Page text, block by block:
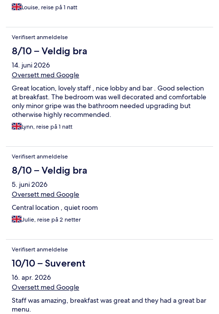
Louise, reise på 1 natt
Verifisert anmeldelse
8/10 – Veldig bra
14. juni 2026
Oversett med Google
Great location, lovely staff , nice lobby and bar . Good selection
at breakfast. The bedroom was well decorated and comfortable
only minor gripe was the bathroom needed upgrading but
otherwise highly recommended.
Lynn, reise på 1 natt
Verifisert anmeldelse
8/10 – Veldig bra
5. juni 2026
Oversett med Google
Central location , quiet room
Julie, reise på 2 netter
Verifisert anmeldelse
10/10 – Suverent
16. apr. 2026
Oversett med Google
Staff was amazing, breakfast was great and they had a great bar
menu.